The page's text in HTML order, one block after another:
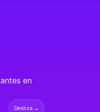
en
Desliza →